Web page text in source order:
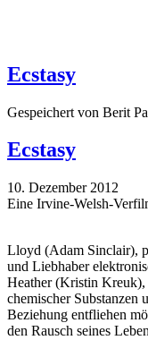
Ecstasy
Gespeichert von Berit
Ecstasy
10. Dezember 2012
Eine Irvine-Welsh-
Lloyd (Adam Sinclair),
und Liebhaber
Heather (Kristin Kreuk),
chemischer Substanzen
Beziehung entfliehen
den Rausch seines